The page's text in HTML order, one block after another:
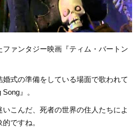
ァンタジー映画『ティム・バートン
式の準備をしている場面で歌われて
』。
こんだ、死者の世界の住人たちによ
ですね。